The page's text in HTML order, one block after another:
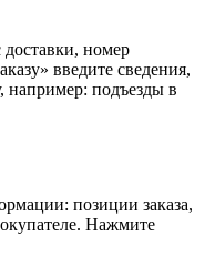
номер
введите сведения,
например: подъезды в
позиции заказа,
Нажмите